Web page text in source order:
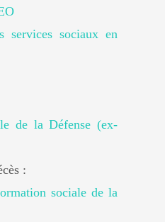
services sociaux en
de la Défense (ex-
:
sociale de la